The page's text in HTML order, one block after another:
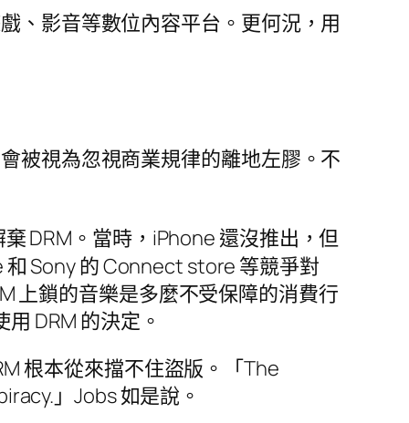
、影音等數位內容平台。更何況，用
被視為忽視商業規律的離地左膠。不
DRM。當時，iPhone 還沒推出，但
Sony 的 Connect store 等競爭對
上鎖的音樂是多麼不受保障的消費行
DRM 的決定。
根本從來擋不住盜版。「The
」Jobs 如是說。